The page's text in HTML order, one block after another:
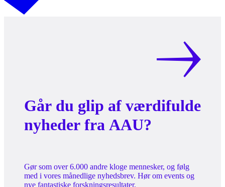
Går du glip af værdifulde
nyheder fra AAU?
Gør som over 6.000 andre kloge mennesker, og følg
med i vores månedlige nyhedsbrev. Hør om events og
nye fantastiske forskningsresultater.